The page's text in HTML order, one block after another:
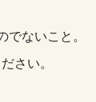
ないこと。
さい。